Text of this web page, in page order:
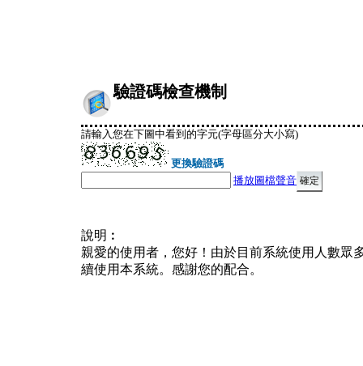
驗證碼檢查機制
請輸入您在下圖中看到的字元(字母區分大小寫)
更換驗證碼
播放圖檔聲音
說明︰
親愛的使用者，您好！由於目前系統使用人數眾
續使用本系統。感謝您的配合。